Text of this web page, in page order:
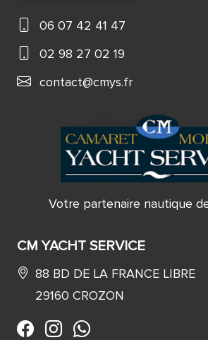
06 07 42 41 47
02 98 27 02 19
contact@cmys.fr
Votre partenaire nautique
CM YACHT SERVICE
88 BD DE LA FRANCE LIBRE
29160 CROZON